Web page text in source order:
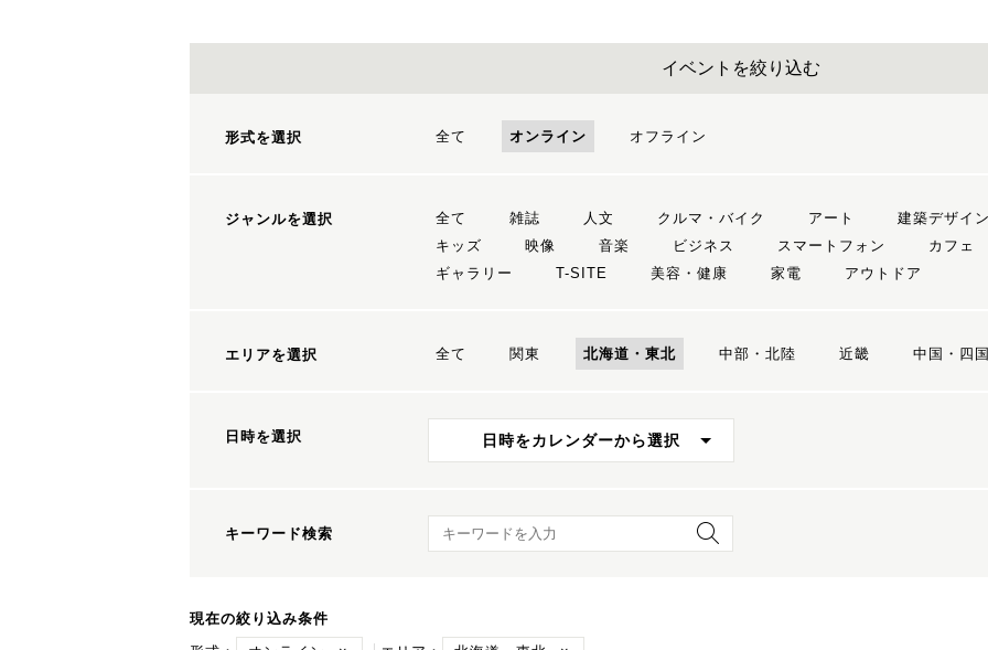
イベントを絞り込む
形式を選択 全て オンライン オフライン
ジャンルを選択 全て 雑誌 人文 クルマ・バイク アート 建築デザイン
キッズ
映像 音楽 ビジネス スマートフォン カフェ
ギャラリー
T-SITE 美容・健康 家電 アウトドア
エリアを選択 全て 関東 北海道・東北 中部・北陸 近畿 中国・四国
日時を選択 日時をカレンダーから選択
キーワード検索 キーワード検索
現在の絞り込み条件